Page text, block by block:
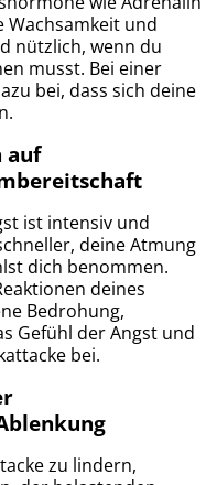
Wachsamkeit und
nützlich, wenn du
musst. Bei einer
bei, dass sich deine
auf
ist intensiv und
deine Atmung
dich benommen.
deines
Bedrohung,
Gefühl der Angst und
bei.
zu lindern,